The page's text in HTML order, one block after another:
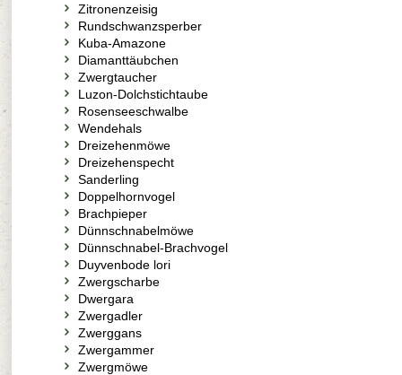
Zitronenzeisig
Rundschwanzsperber
Kuba-Amazone
Diamanttäubchen
Zwergtaucher
Luzon-Dolchstichtaube
Rosenseeschwalbe
Wendehals
Dreizehenmöwe
Dreizehenspecht
Sanderling
Doppelhornvogel
Brachpieper
Dünnschnabelmöwe
Dünnschnabel-Brachvogel
Duyvenbode lori
Zwergscharbe
Dwergara
Zwergadler
Zwerggans
Zwergammer
Zwergmöwe